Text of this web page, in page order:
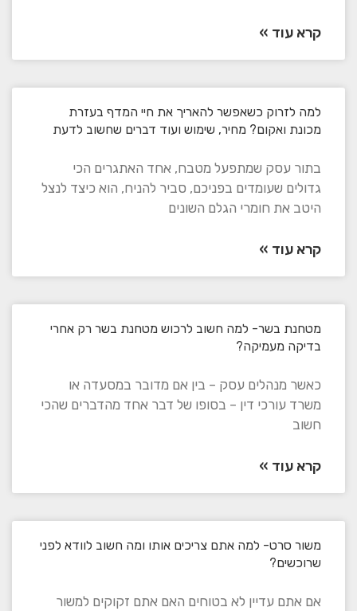
קרא עוד »
למה לזרוק כשאפשר להאריך את חיי המדף בעזרת
מכונת ואקום? מחיר, שימוש ועוד דברים שחשוב לדעת
בתור עסק שמתפעל מטבח, אחד האתגרים הכי
גדולים שעומדים בפניכם, סביר להניח, הוא כיצד לנצל
היטב את חומרי הגלם השונים
קרא עוד »
מטחנת בשר- למה חשוב לרכוש מטחנת בשר רק אחרי
בדיקה מעמיקה?
כאשר מנהלים עסק – בין אם מדובר במסעדה או
משרד עורכי דין – בסופו של דבר אחד מהדברים שהכי
חשוב
קרא עוד »
משור סרט- למה אתם צריכים אותו ומה חשוב לוודא לפני
שרוכשים?
אם אתם עדיין לא בטוחים האם אתם זקוקים למשור